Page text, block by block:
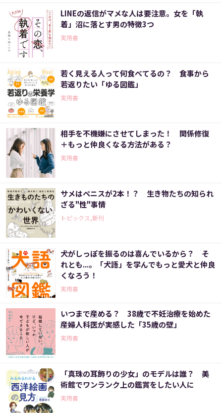
LINEの返信がマメな人は要注意。女を「執
着」沼に落とす男の特徴3つ
実用書
若く見える人って何食べてるの？ 食事から
若返りたい「ゆる図鑑」
実用書
相手を不機嫌にさせてしまった！ 関係修復
＋もっと仲良くなる方法がある？
実用書
サメはペニスが2本！？ 生き物たちの知られ
ざる"性"事情
トピックス,新刊
犬がしっぽを振るのは喜んでいるから？ そ
れとも...。「犬語」を学んでもっと愛犬と仲良
くなろう！
実用書
いつまで産める？ 38歳で不妊治療を始めた
産婦人科医が実感した「35歳の壁」
実用書
「真珠の耳飾りの少女」のモデルは誰？ 美
術館でワンランク上の鑑賞をしたい人に
実用書